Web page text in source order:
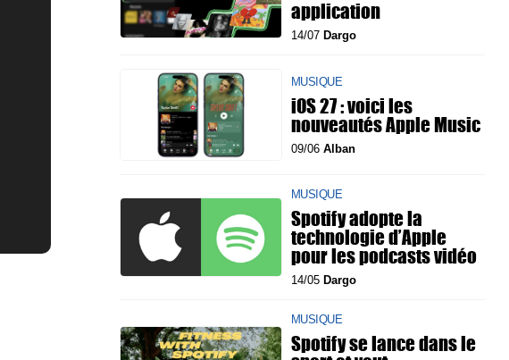
application
14/07 Dargo
MUSIQUE
iOS 27 : voici les
nouveautés Apple Music
09/06 Alban
MUSIQUE
Spotify adopte la
technologie d’Apple
pour les podcasts vidéo
14/05 Dargo
MUSIQUE
Spotify se lance dans le